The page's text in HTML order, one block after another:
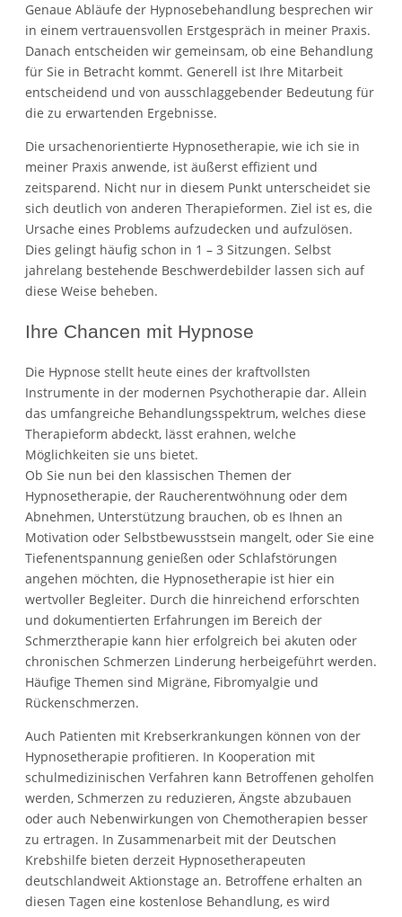
Genaue Abläufe der Hypnosebehandlung besprechen wir
in einem vertrauensvollen Erstgespräch in meiner Praxis.
Danach entscheiden wir gemeinsam, ob eine Behandlung
für Sie in Betracht kommt. Generell ist Ihre Mitarbeit
entscheidend und von ausschlaggebender Bedeutung für
die zu erwartenden Ergebnisse.
Die ursachenorientierte Hypnosetherapie, wie ich sie in
meiner Praxis anwende, ist äußerst effizient und
zeitsparend. Nicht nur in diesem Punkt unterscheidet sie
sich deutlich von anderen Therapieformen. Ziel ist es, die
Ursache eines Problems aufzudecken und aufzulösen.
Dies gelingt häufig schon in 1 – 3 Sitzungen. Selbst
jahrelang bestehende Beschwerdebilder lassen sich auf
diese Weise beheben.
Ihre Chancen mit Hypnose
Die Hypnose stellt heute eines der kraftvollsten
Instrumente in der modernen Psychotherapie dar. Allein
das umfangreiche Behandlungsspektrum, welches diese
Therapieform abdeckt, lässt erahnen, welche
Möglichkeiten sie uns bietet.
Ob Sie nun bei den klassischen Themen der
Hypnosetherapie, der Raucherentwöhnung oder dem
Abnehmen, Unterstützung brauchen, ob es Ihnen an
Motivation oder Selbstbewusstsein mangelt, oder Sie eine
Tiefenentspannung genießen oder Schlafstörungen
angehen möchten, die Hypnosetherapie ist hier ein
wertvoller Begleiter. Durch die hinreichend erforschten
und dokumentierten Erfahrungen im Bereich der
Schmerztherapie kann hier erfolgreich bei akuten oder
chronischen Schmerzen Linderung herbeigeführt werden.
Häufige Themen sind Migräne, Fibromyalgie und
Rückenschmerzen.
Auch Patienten mit Krebserkrankungen können von der
Hypnosetherapie profitieren. In Kooperation mit
schulmedizinischen Verfahren kann Betroffenen geholfen
werden, Schmerzen zu reduzieren, Ängste abzubauen
oder auch Nebenwirkungen von Chemotherapien besser
zu ertragen. In Zusammenarbeit mit der Deutschen
Krebshilfe bieten derzeit Hypnosetherapeuten
deutschlandweit Aktionstage an. Betroffene erhalten an
diesen Tagen eine kostenlose Behandlung, es wird